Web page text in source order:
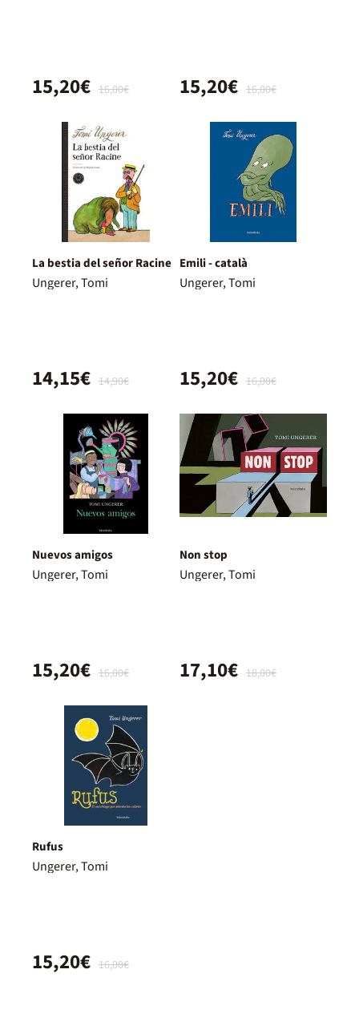
16,00€
15,20€ 16,00€
15,20€
La bestia del señor Racine
Ungerer, Tomi
14,90€
14,15€
Emili - català
Ungerer, Tomi
16,00€
15,20€
Nuevos amigos
Ungerer, Tomi
16,00€
15,20€
Non stop
Ungerer, Tomi
18,00€
17,10€
Rufus
Ungerer, Tomi
16,00€
15,20€